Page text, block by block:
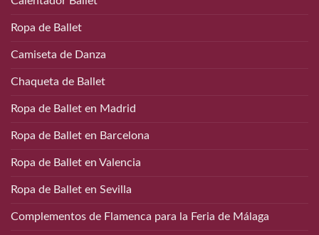
Ropa de Ballet
Camiseta de Danza
Chaqueta de Ballet
Ropa de Ballet en Madrid
Ropa de Ballet en Barcelona
Ropa de Ballet en Valencia
Ropa de Ballet en Sevilla
Complementos de Flamenca para la Feria de Málaga